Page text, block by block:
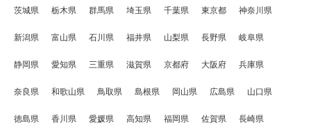
茨城県 栃木県 群馬県 埼玉県 千葉県 東京都 神奈川県
新潟県 富山県 石川県 福井県 山梨県 長野県 岐阜県
静岡県 愛知県 三重県 滋賀県 京都府 大阪府 兵庫県
奈良県 和歌山県 鳥取県 島根県 岡山県 広島県 山口県
徳島県 香川県 愛媛県 高知県 福岡県 佐賀県
長崎県